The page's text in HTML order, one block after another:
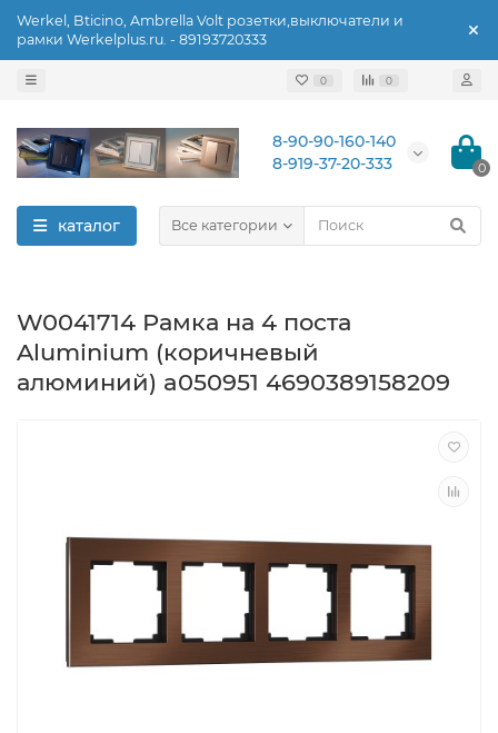
Werkel, Bticino, Ambrella Volt розетки,выключатели и
рамки Werkelplus.ru. - 89193720333
0 0
8-90-90-160-140
8-919-37-20-333
0
каталог Все категории
W0041714 Рамка на 4 поста
Aluminium (коричневый
алюминий) a050951 4690389158209